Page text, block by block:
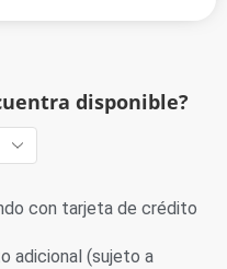
disponible?
con tarjeta de crédito
adicional (sujeto a